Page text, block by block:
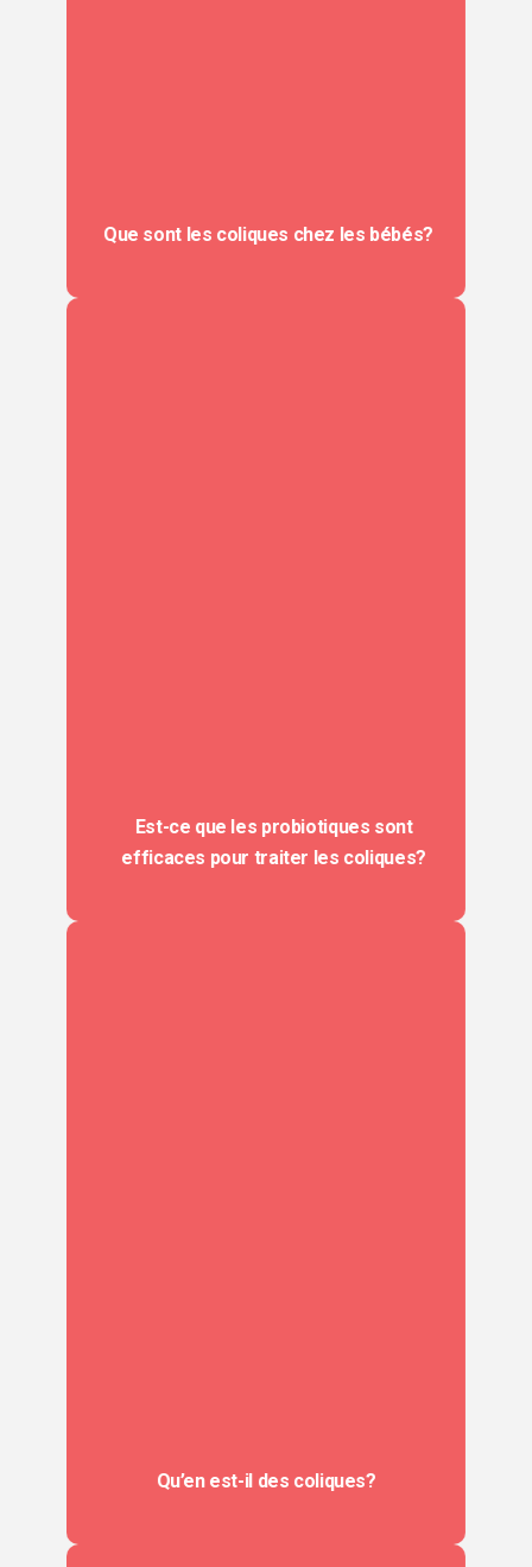
Que sont les coliques chez les bébés?
Est-ce que les probiotiques sont
efficaces pour traiter les coliques?
Qu’en est-il des coliques?